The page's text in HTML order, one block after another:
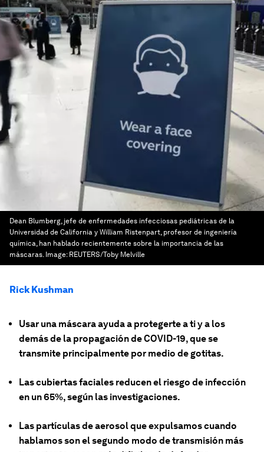
Dean Blumberg, jefe de enfermedades infecciosas pediátricas de la
Universidad de California y William Ristenpart, profesor de ingeniería
química, han hablado recientemente sobre la importancia de las
máscaras. Image: REUTERS/Toby Melville
Rick Kushman
Usar una máscara ayuda a protegerte a ti y a los
demás de la propagación de COVID-19, que se
transmite principalmente por medio de gotitas.
Las cubiertas faciales reducen el riesgo de infección
en un 65%, según las investigaciones.
Las partículas de aerosol que expulsamos cuando
hablamos son el segundo modo de transmisión más